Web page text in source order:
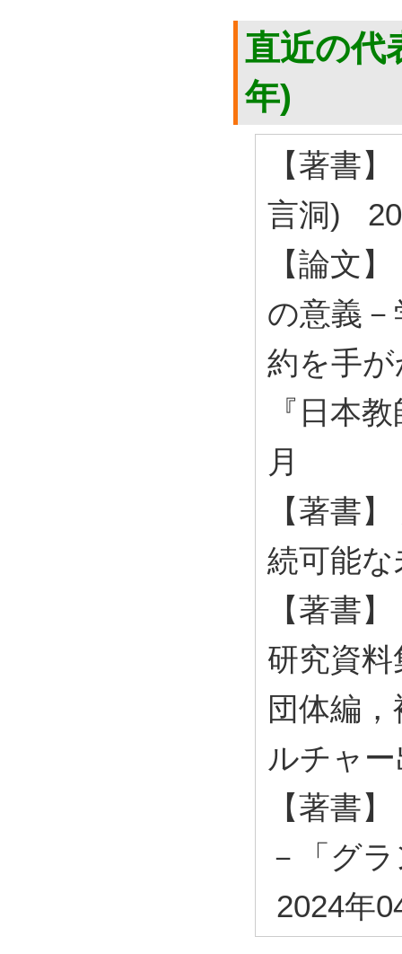
直近の代
年)
【著書
言洞)
【論文
の意義
約を手
『日本
月
【著書
続可能
【著書
研究資
団体編
ルチャ
【著書
－「グ
2024年